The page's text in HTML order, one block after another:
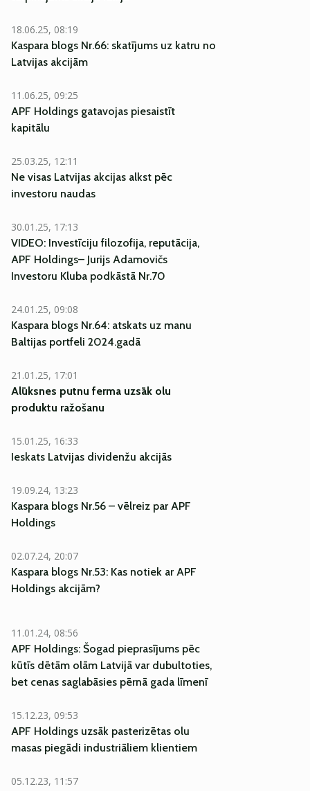
18.06.25, 08:19
Kaspara blogs Nr.66: skatījums uz katru no
Latvijas akcijām
11.06.25, 09:25
APF Holdings gatavojas piesaistīt
kapitālu
25.03.25, 12:11
Ne visas Latvijas akcijas alkst pēc
investoru naudas
30.01.25, 17:13
VIDEO: Investīciju filozofija, reputācija,
APF Holdings– Jurijs Adamovičs
Investoru Kluba podkāstā Nr.70
24.01.25, 09:08
Kaspara blogs Nr.64: atskats uz manu
Baltijas portfeli 2024.gadā
21.01.25, 17:01
Alūksnes putnu ferma uzsāk olu
produktu ražošanu
15.01.25, 16:33
Ieskats Latvijas dividenžu akcijās
19.09.24, 13:23
Kaspara blogs Nr.56 – vēlreiz par APF
Holdings
02.07.24, 20:07
Kaspara blogs Nr.53: Kas notiek ar APF
Holdings akcijām?
11.01.24, 08:56
APF Holdings: Šogad pieprasījums pēc
kūtīs dētām olām Latvijā var dubultoties,
bet cenas saglabāsies pērnā gada līmenī
15.12.23, 09:53
APF Holdings uzsāk pasterizētas olu
masas piegādi industriāliem klientiem
05.12.23, 11:57